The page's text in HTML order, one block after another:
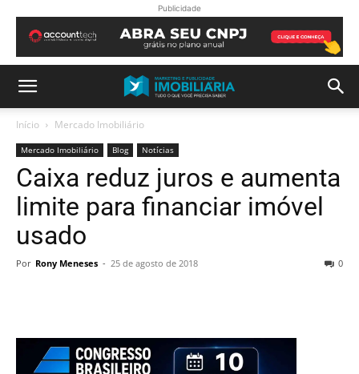
Publicidade
Início Mercado Imobiliário
Mercado Imobiliário Blog Notícias
Caixa reduz juros e aumenta
limite para financiar imóvel
usado
Por Rony Meneses - 25 de agosto de 2018 0